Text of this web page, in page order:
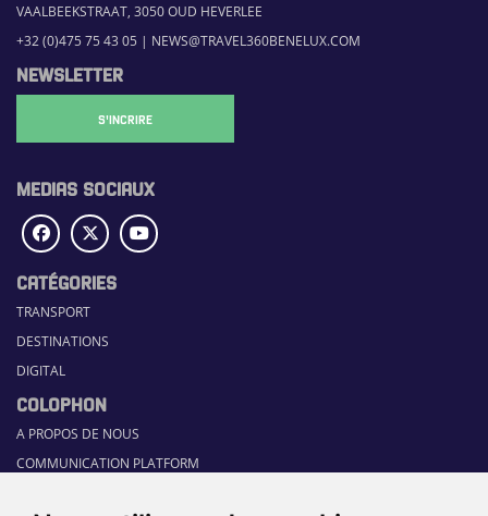
VAALBEEKSTRAAT, 3050 OUD HEVERLEE
+32 (0)475 75 43 05 | NEWS@TRAVEL360BENELUX.COM
NEWSLETTER
S'INCRIRE
MEDIAS SOCIAUX
CATÉGORIES
TRANSPORT
DESTINATIONS
DIGITAL
COLOPHON
A PROPOS DE NOUS
COMMUNICATION PLATFORM